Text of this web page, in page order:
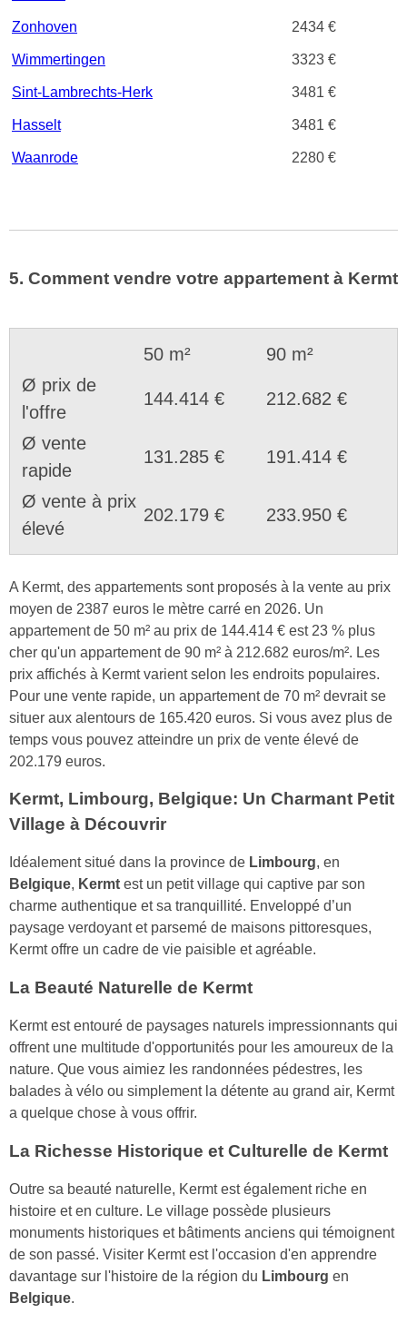
Zonhoven 2434 €
Wimmertingen 3323 €
Sint-Lambrechts-Herk 3481 €
Hasselt 3481 €
Waanrode 2280 €
5. Comment vendre votre appartement à Kermt
50 m²
90 m²
Ø prix de
l'offre
144.414 € 212.682 €
Ø vente
rapide
131.285 € 191.414 €
Ø vente à prix
élevé
202.179 € 233.950 €
A Kermt, des appartements sont proposés à la vente au prix
moyen de 2387 euros le mètre carré en 2026. Un
appartement de 50 m² au prix de 144.414 € est 23 % plus
cher qu'un appartement de 90 m² à 212.682 euros/m². Les
prix affichés à Kermt varient selon les endroits populaires.
Pour une vente rapide, un appartement de 70 m² devrait se
situer aux alentours de 165.420 euros. Si vous avez plus de
temps vous pouvez atteindre un prix de vente élevé de
202.179 euros.
Kermt, Limbourg, Belgique: Un Charmant Petit
Village à Découvrir
Idéalement situé dans la province de Limbourg, en
Belgique, Kermt est un petit village qui captive par son
charme authentique et sa tranquillité. Enveloppé d’un
paysage verdoyant et parsemé de maisons pittoresques,
Kermt offre un cadre de vie paisible et agréable.
La Beauté Naturelle de Kermt
Kermt est entouré de paysages naturels impressionnants qui
offrent une multitude d'opportunités pour les amoureux de la
nature. Que vous aimiez les randonnées pédestres, les
balades à vélo ou simplement la détente au grand air, Kermt
a quelque chose à vous offrir.
La Richesse Historique et Culturelle de Kermt
Outre sa beauté naturelle, Kermt est également riche en
histoire et en culture. Le village possède plusieurs
monuments historiques et bâtiments anciens qui témoignent
de son passé. Visiter Kermt est l'occasion d'en apprendre
davantage sur l'histoire de la région du Limbourg en
Belgique.